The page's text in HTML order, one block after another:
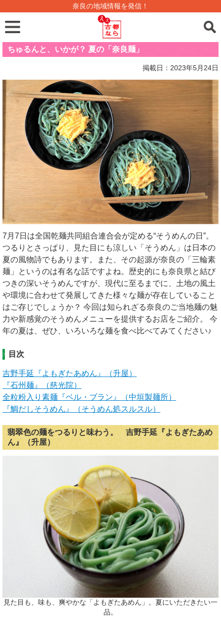
奈良の地域情報を発信！
ちゅるんと、いかが？ 夏の「奈良麺」
掲載日：2023年5月24日
7月7日は全国乾麺共同組合連合会が定める“そうめんの日”。
つるりとさっぱり、見た目にも涼しい「そうめん」は日本の
夏の風物詩でもあります。また、その起源が奈良の「三輪素
麺」というのは有名な話ですよね。歴史的にも奈良県と結び
つきの深いそうめんですが、現代に至るまでに、土地の風土
や環境に合わせて発展してきた様々な麺が存在していること
はご存じでしょうか？ 今回は知られざる奈良のご当地麺の魅
力や新感覚のそうめんメニューを提供するお店をご紹介。 今
年の夏は、ぜひ、いろいろな麺を食べ比べてみてください♪
目次
吉野手延『よもぎたあめん』（升屋）
『石州麺』（慈光院）
全粒粉入り素麺『ベル・ブラン』（中垣製麺所）
『鯛だしそうめん』（そうめん処スルスル）
翡翠色の麺をつるりと味わう。 吉野手延『よもぎたあめ
ん』（升屋）
見た目も、味も、爽やかな「よもぎたあめん」。夏にいただきたい一
品。